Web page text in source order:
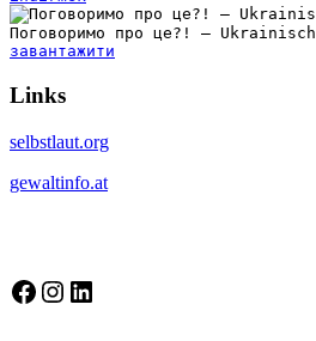
Поговоримо про це?! – Ukrainisch
завантажити
Links
selbstlaut.org
gewaltinfo.at
Selbstbewusst auf Facebook
Instagram
LinkedIn